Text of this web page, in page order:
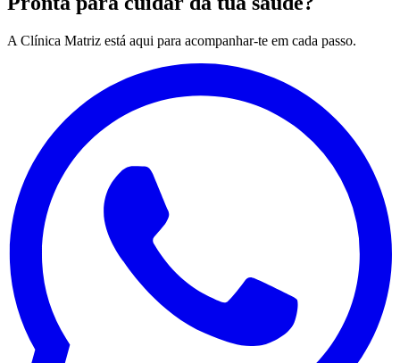
A Clínica Matriz está aqui para acompanhar-te em cada passo.